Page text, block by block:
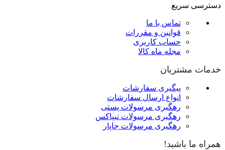
دسترسی سریع
تماس با ما
قوانین و مقررات
حساب کاربری
مجله ماه کالا
خدمات مشتریان
پیگیری سفارشات
انواع ارسال سفارشات
رهگیری مرسولات پستی
رهگیری مرسولات تیپاکس
رهگیری مرسولات چاپار
همراه ما باشید!